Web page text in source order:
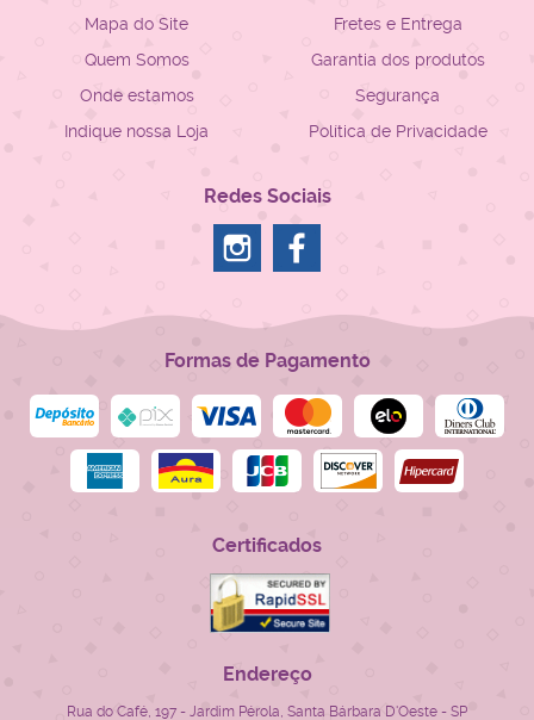
Mapa do Site
Quem Somos
Onde estamos
Indique nossa Loja
Fretes e Entrega
Garantia dos produtos
Segurança
Política de Privacidade
Redes Sociais
Formas de Pagamento
Certificados
Endereço
Rua do Café, 197 - Jardim Pérola, Santa Bárbara D'Oeste - SP